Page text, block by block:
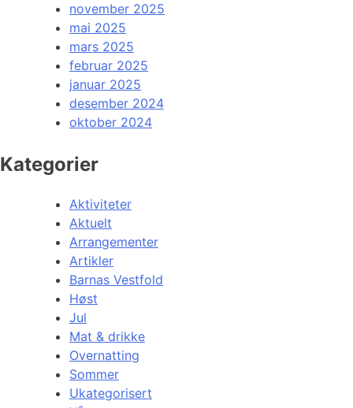
november 2025
mai 2025
mars 2025
februar 2025
januar 2025
desember 2024
oktober 2024
Kategorier
Aktiviteter
Aktuelt
Arrangementer
Artikler
Barnas Vestfold
Høst
Jul
Mat & drikke
Overnatting
Sommer
Ukategorisert